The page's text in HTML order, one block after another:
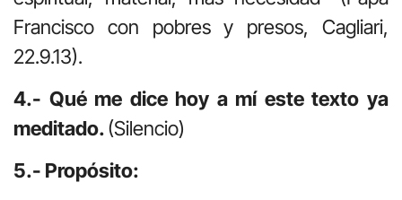
Francisco con pobres y presos, Cagliari,
22.9.13).
4.- Qué me dice hoy a mí este texto ya
meditado.(Silencio)
5.- Propósito: